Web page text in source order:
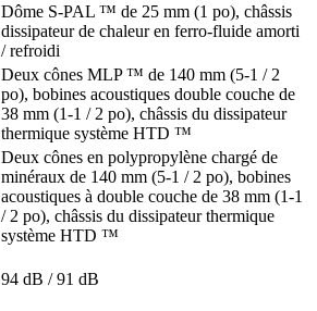
Dôme S-PAL ™ de 25 mm (1 po), châssis
dissipateur de chaleur en ferro-fluide amorti
/ refroidi
Deux cônes MLP ™ de 140 mm (5-1 / 2
po), bobines acoustiques double couche de
38 mm (1-1 / 2 po), châssis du dissipateur
thermique système HTD ™
Deux cônes en polypropylène chargé de
minéraux de 140 mm (5-1 / 2 po), bobines
acoustiques à double couche de 38 mm (1-1
/ 2 po), châssis du dissipateur thermique
système HTD ™
94 dB / 91 dB